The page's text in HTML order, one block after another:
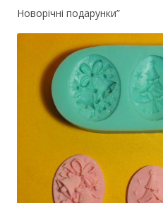
Новорічні подарунки”